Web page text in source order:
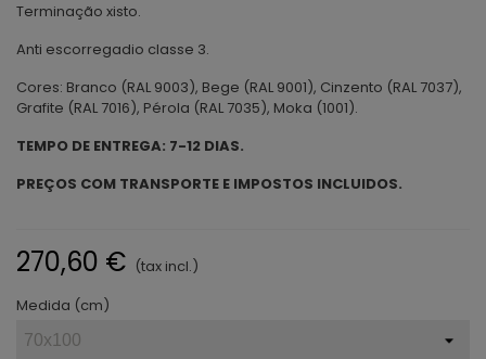
Terminação xisto.
Anti escorregadio classe 3.
Cores: Branco (RAL 9003), Bege (RAL 9001), Cinzento (RAL 7037),
Grafite (RAL 7016), Pérola (RAL 7035), Moka (1001).
TEMPO DE ENTREGA: 7-12 DIAS.
PREÇOS COM TRANSPORTE E IMPOSTOS INCLUIDOS.
270,60 € (tax incl.)
Medida (cm)